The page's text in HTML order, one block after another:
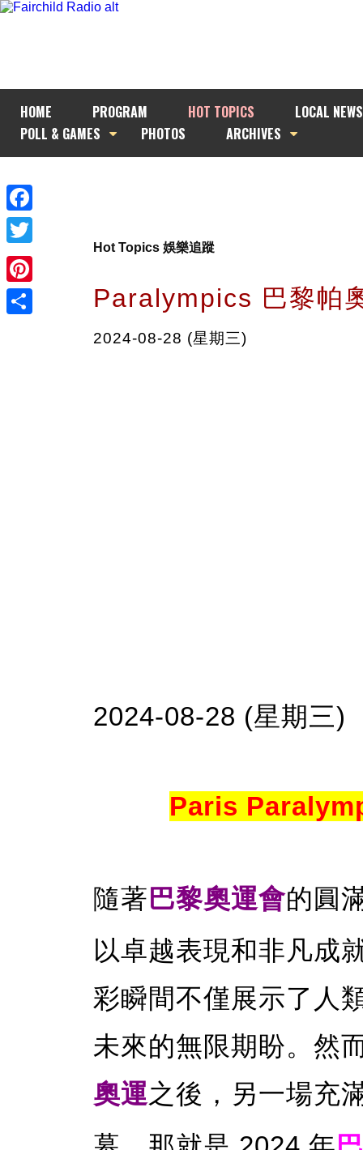
HOME PROGRAM HOT TOPICS
LOCAL NEWS
POLL & GAMES
PHOTOS ARCHIVES
Facebook
Twitter
Pinterest
Hot Topics 娛樂追蹤
Paralympics 巴黎帕
2024-08-28 (星期三)
2024-08-28 (星期三)
Paris
隨著 巴黎奧運會的圓
以卓越表現和非凡成
彩瞬間不僅展示了人
未來的無限期盼。然
奧運之後，另一場充